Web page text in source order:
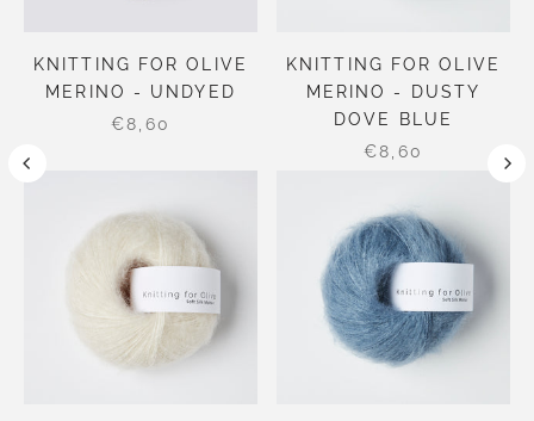
KNITTING FOR OLIVE
MERINO - UNDYED
€8,60
KNITTING FOR OLIVE
MERINO - DUSTY
DOVE BLUE
€8,60